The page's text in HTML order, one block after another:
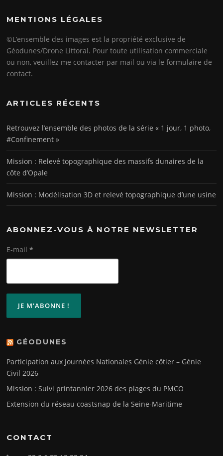
MENTIONS LÉGALES
©L’ensemble des images est la propriété exclusive de
Géodunes/Drone Littoral. Pour toute utilisation commerciale
ou non, veuillez me contacter par mail ou via le formulaire de
contact.
ARTICLES RÉCENTS
Retrouvez l’ensemble des photos de la série « 1 jour, 1 photo,
#Confinement »
Mission : Relevé topographique des massifs dunaires de la
côte d’Opale
Mission : Modélisation 3D et relevé topographique d’une usine
ABONNEZ-VOUS À NOTRE NEWSLETTER
E-mail*
GÉODUNES
Participation aux Journées Nationales Génie côtier – Génie
Civil 2026
Mission : Suivi printannier 2026 des plages du PMCO
Extension du réseau coastsnap de la Seine-Maritime
CONTACT